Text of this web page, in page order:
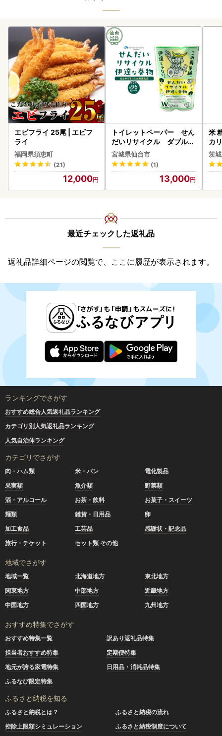
エビフライ 25尾 | エビフ
ライ
福岡県須恵町
(21)
12,000
トイレットペーパー せん
だいリサイクル ダブル9
6ロール｜トイレット
宮城県仙台市
(1)
13,000
米
カ
茨
最近チェックした返礼品
返礼品詳細ページの閲覧で、ここに履歴が表示されます。
ランキングでさがす
おすすめ総合人気返礼品ランキング
カテゴリ別人気返礼品ランキング
人気自治体ランキング
カテゴリでさがす
肉・ハム類 米・パン
電化製品
果実類
魚介類
野菜類
酒・アルコール
お茶・飲料
お菓子・スイーツ
麺類
雑貨・日用品
卵
加工食品
工芸品
感謝状・記念品
旅行・チケット
セット類 その他
地域でさがす
地域一覧 北海道地方
東北地方
関東地方
中部地方
近畿地方
中国地方
四国地方 九州地方
おすすめ特集でさがす
おすすめ特集一覧
訳あり返礼品特集
担当者おすすめ特集
定期便特集
地元が誇る家電特集
日用品・消耗品特集
ふるなび限定特集
ふるさと納税を知る
ふるさと納税とは？
ふるさと納税の流れ
控除上限額シミュレーション
ふるさと納税制度について